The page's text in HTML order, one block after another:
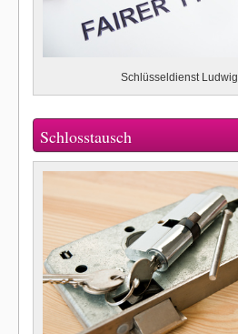
Schlüsseldienst Ludwig
Schlosstausch